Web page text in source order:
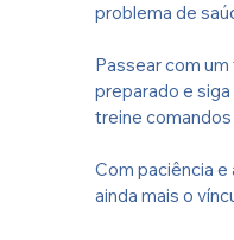
problema de
Passear com
preparado e
treine
Com paciência
ainda mais o